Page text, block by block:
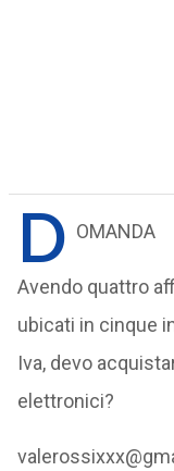
D OMANDA
Avendo quattro
ubicati in cinque
Iva, devo
elettronici?